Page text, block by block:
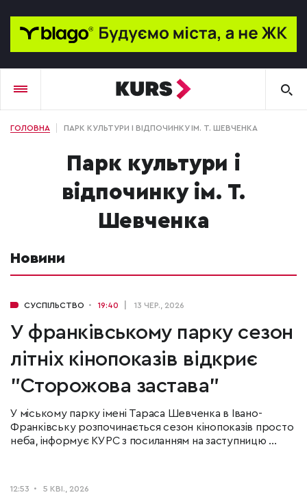
ГОЛОВНА ПАРК КУЛЬТУРИ І ВІДПОЧИНКУ ІМ. Т. ШЕВЧЕНКА
парк культури і
відпочинку ім. Т.
Шевченка
Новини
СУСПІЛЬСТВО 19:40 13 ЧЕР., 2026
У франківському парку сезон
літніх кінопоказів відкриє
"Сторожова застава"
У міському парку імені Тараса Шевченка в Івано-
Франківську розпочинається сезон кінопоказів просто
неба, інформує КУРС з посиланням на заступницю ...
12:53 5 КВІ., 2026